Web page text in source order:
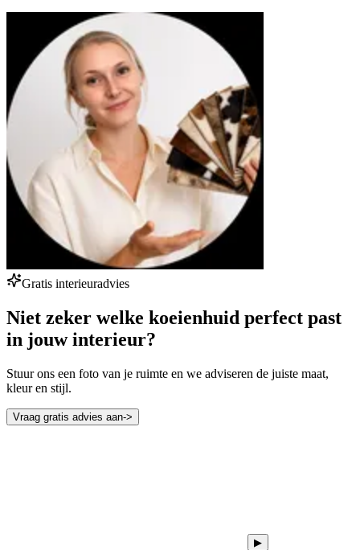
Gratis interieuradvies
Niet zeker welke koeienhuid perfect past
in jouw interieur?
Stuur ons een foto van je ruimte en we adviseren de juiste maat,
kleur en stijl.
Vraag gratis advies aan->
▶